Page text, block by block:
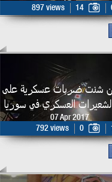
897 views
14
شنت ضربات عسكرية على
العسكري في سوريا
07 Apr 2017
792 views
0